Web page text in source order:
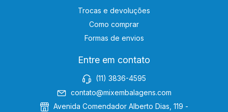
Trocas e devoluções
Como comprar
Formas de envios
Entre em contato
(11) 3836-4595
contato@mixembalagens.com
Avenida Comendador Alberto Dias, 119 -